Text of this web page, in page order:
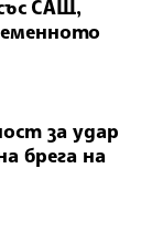
САЩ,
за удар
брега на